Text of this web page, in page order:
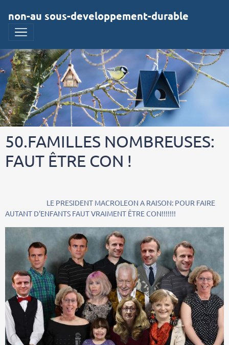
non-au sous-developpement-durable
50.FAMILLES NOMBREUSES:
FAUT ÊTRE CON !
LE PRESIDENT MACROLEON A RAISON: POUR FAIRE
AUTANT D'ENFANTS FAUT VRAIMENT ÊTRE CON!!!!!!!